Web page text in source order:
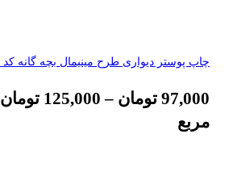
چاپ پوستر دیواری طرح مینیمال بچه گانه کد 2672
97,000 تومان –
125,000 تومان
مربع